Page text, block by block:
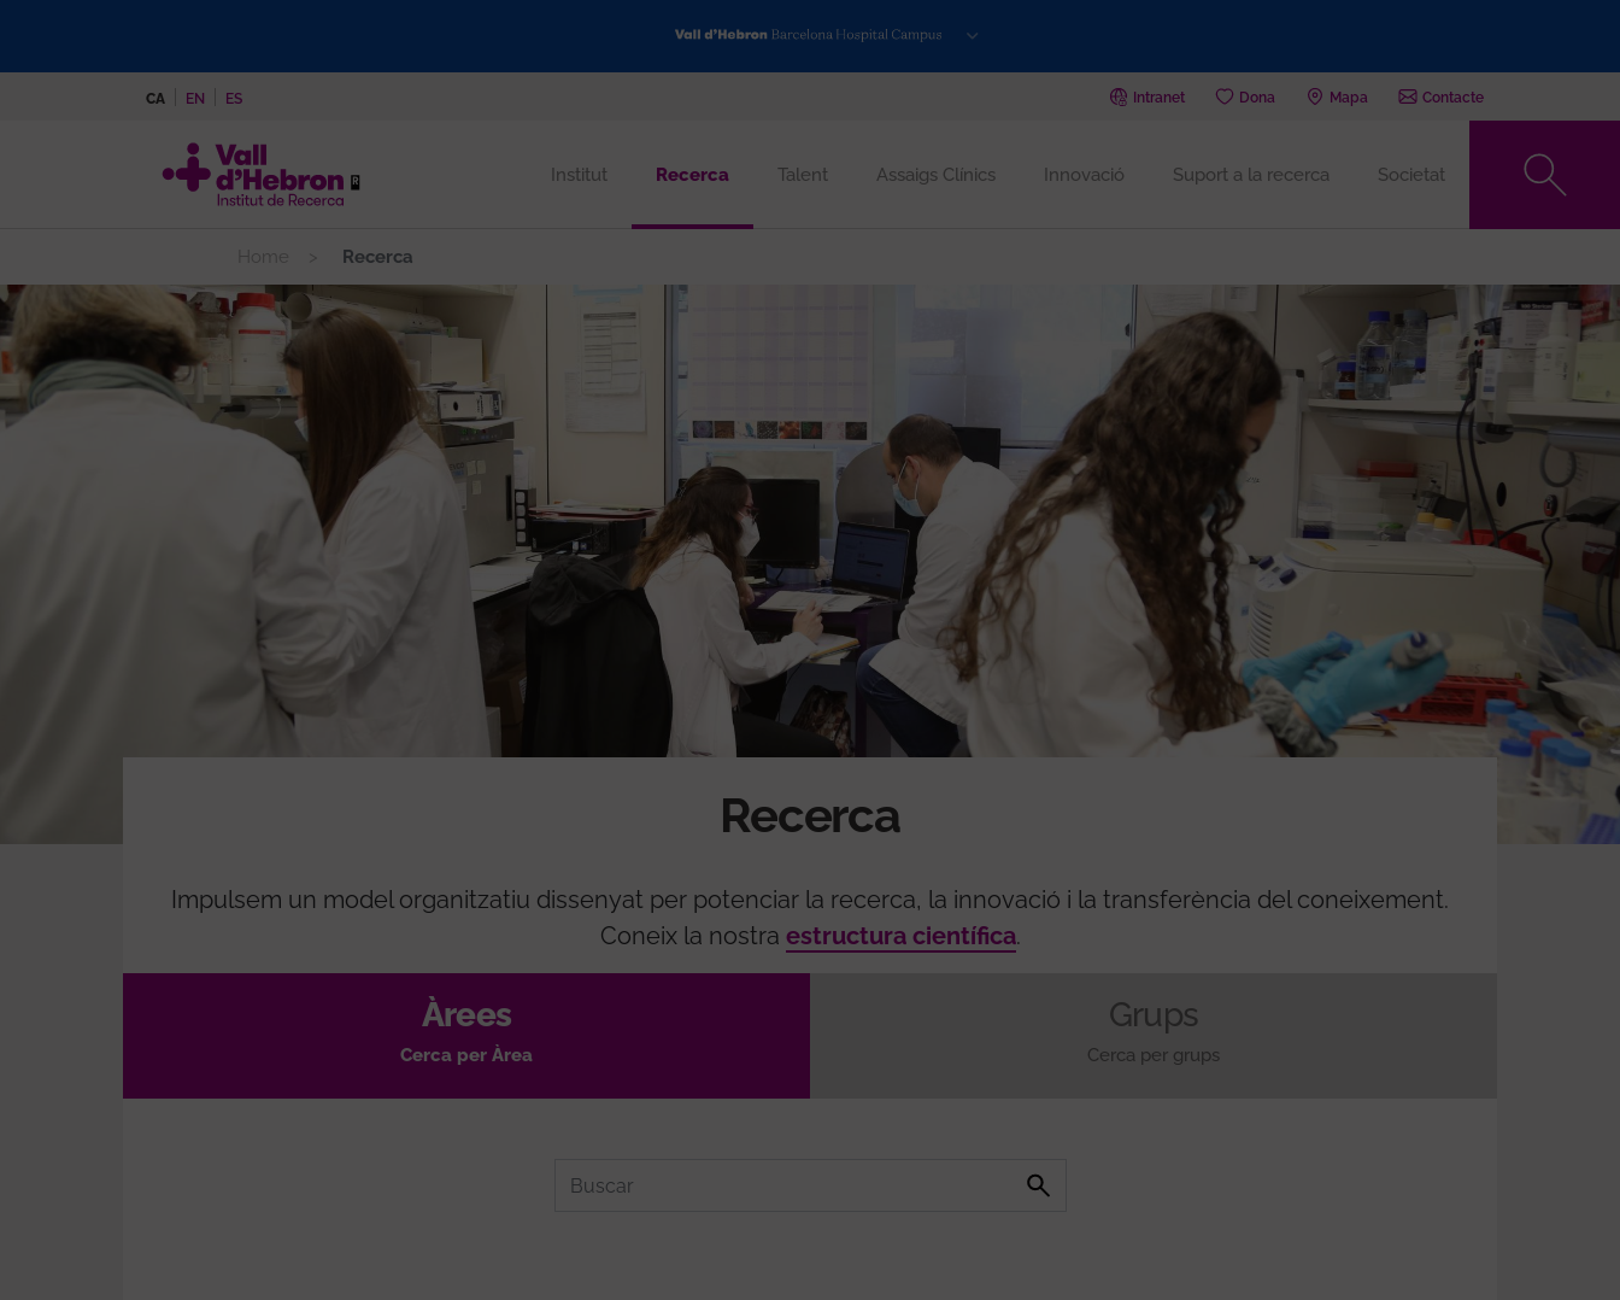
CA EN ES Intranet Dona Mapa Contacte
Institut Recerca Talent Assaigs Clínics Innovació Suport a la recerca Societat
Home Recerca
Recerca
Impulsem un model organitzatiu dissenyat per potenciar la recerca, la innovació i la transferència del coneixement.
Coneix la nostra estructura científica.
Àrees
Cerca per Àrea
Grups
Cerca per grups